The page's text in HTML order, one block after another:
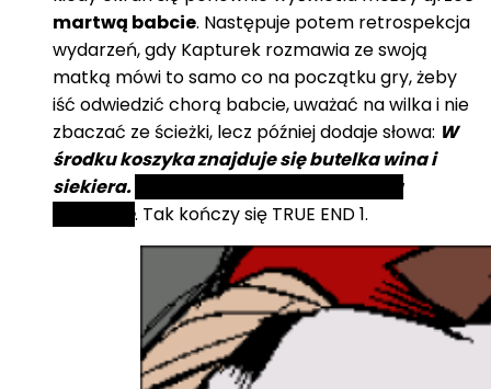
martwą babcie. Następuje potem retrospekcja
wydarzeń, gdy Kapturek rozmawia ze swoją
matką mówi to samo co na początku gry, żeby
iść odwiedzić chorą babcie, uważać na wilka i nie
zbaczać ze ścieżki, lecz później dodaje słowa: W
środku koszyka znajduje się butelka wina i
siekiera.
. Tak kończy się TRUE END 1.